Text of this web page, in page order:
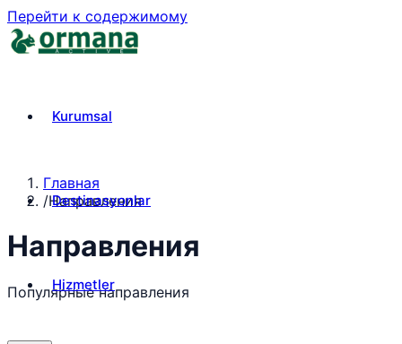
Перейти к содержимому
Kurumsal
Destinasyonlar
Hizmetler
Главная
/Направления
Направления
Популярные направления